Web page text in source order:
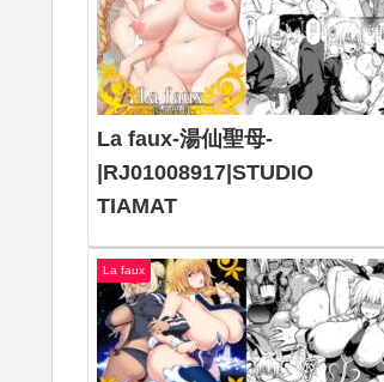
La faux-湯仙聖母-
|RJ01008917|STUDIO
TIAMAT
La faux